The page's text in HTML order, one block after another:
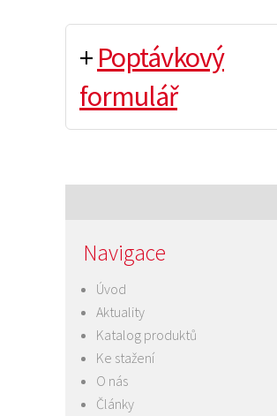
+ Poptávkový
formulář
Navigace
Úvod
Aktuality
Katalog produktů
Ke stažení
O nás
Články